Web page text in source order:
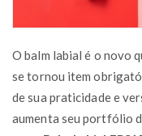
O balm labial é o novo
se tornou item
de sua praticidade e
aumenta seu portfólio